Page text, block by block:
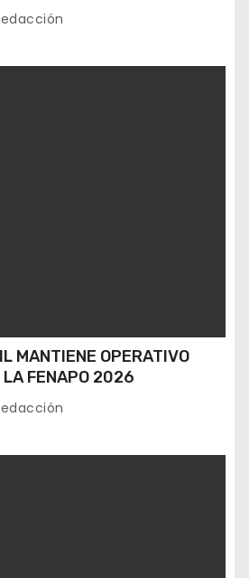
MANTIENE OPERATIVO
LA FENAPO 2026